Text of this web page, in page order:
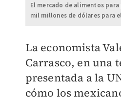
El mercado de alimentos
mil millones de dólares para
​La economista
Carrasco, en una
presentada a la
cómo los